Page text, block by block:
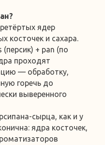
ядер
косточек и сахара.
+ pan (по
проходят
— обработку,
горечь до
выверенного
сырца, как и у
ядра косточек,